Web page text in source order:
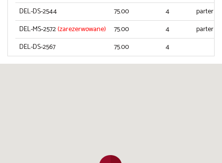
DEL-DS-2544
75.00 4
parter
DEL-MS-2572(zarezerwowane) 75.00 4
parter
DEL-DS-2567
75.00 4